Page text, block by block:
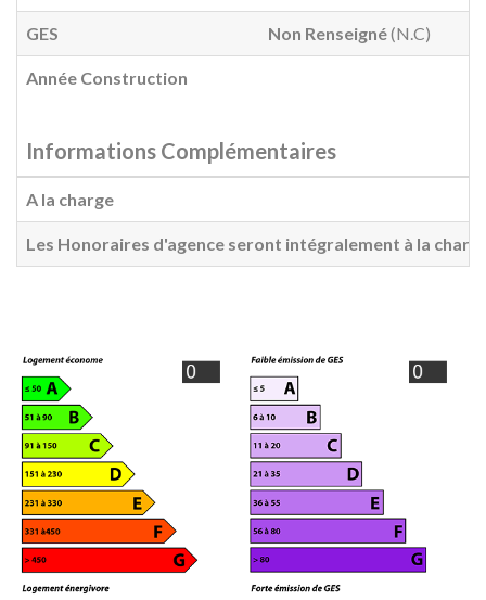
GES Non Renseigné(N.C)
Année Construction
Informations Complémentaires
A la charge
Les Honoraires d'agence seront intégralement à la